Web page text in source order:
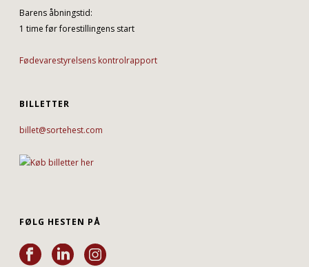
Barens åbningstid:
1 time før forestillingens start
Fødevarestyrelsens kontrolrapport
BILLETTER
billet@sortehest.com
FØLG HESTEN PÅ